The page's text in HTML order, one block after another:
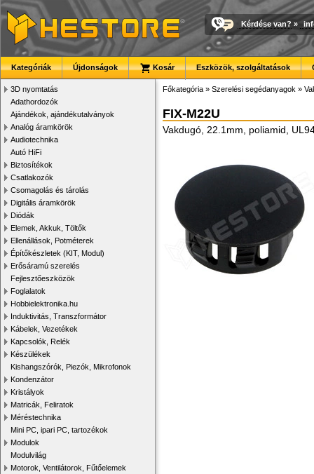
Kérdése van? »
Kategóriák Újdonságok Kosár Eszközök, szolgáltatások
3D nyomtatás
Adathordozók
Ajándékok, ajándékutalványok
Analóg áramkörök
Audiotechnika
Autó HiFi
Biztosítékok
Csatlakozók
Csomagolás és tárolás
Digitális áramkörök
Diódák
Elemek, Akkuk, Töltők
Ellenállások, Potméterek
Építőkészletek (KIT, Modul)
Erősáramú szerelés
Fejlesztőeszközök
Foglalatok
Hobbielektronika.hu
Induktivitás, Transzformátor
Kábelek, Vezetékek
Kapcsolók, Relék
Készülékek
Kishangszórók, Piezók, Mikrofonok
Kondenzátor
Kristályok
Matricák, Feliratok
Méréstechnika
Mini PC, ipari PC, tartozékok
Modulok
Modulvilág
Motorok, Ventilátorok, Fűtőelemek
Főkategória » Szerelési segédanyagok »
FIX-M22U
Vakdugó, 22.1mm, poliamid,